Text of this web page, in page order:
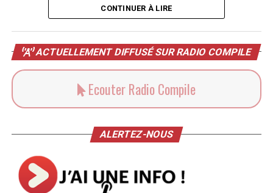
CONTINUER À LIRE
ACTUELLEMENT DIFFUSÉ SUR RADIO COMPILE
Ecouter Radio Compile
ALERTEZ-NOUS